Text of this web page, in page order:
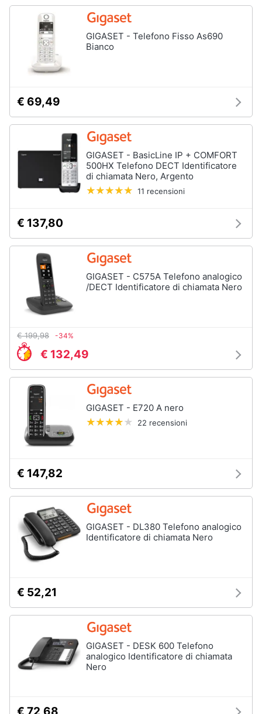
GIGASET - Telefono Fisso As690
Bianco
€ 69,49
GIGASET - BasicLine IP + COMFORT
500HX Telefono DECT Identificatore
di chiamata Nero, Argento
11 recensioni
€ 137,80
GIGASET - C575A Telefono analogico
/DECT Identificatore di chiamata Nero
€ 199,98 -34%
€ 132,49
GIGASET - E720 A nero
22 recensioni
€ 147,82
GIGASET - DL380 Telefono analogico
Identificatore di chiamata Nero
€ 52,21
GIGASET - DESK 600 Telefono
analogico Identificatore di chiamata
Nero